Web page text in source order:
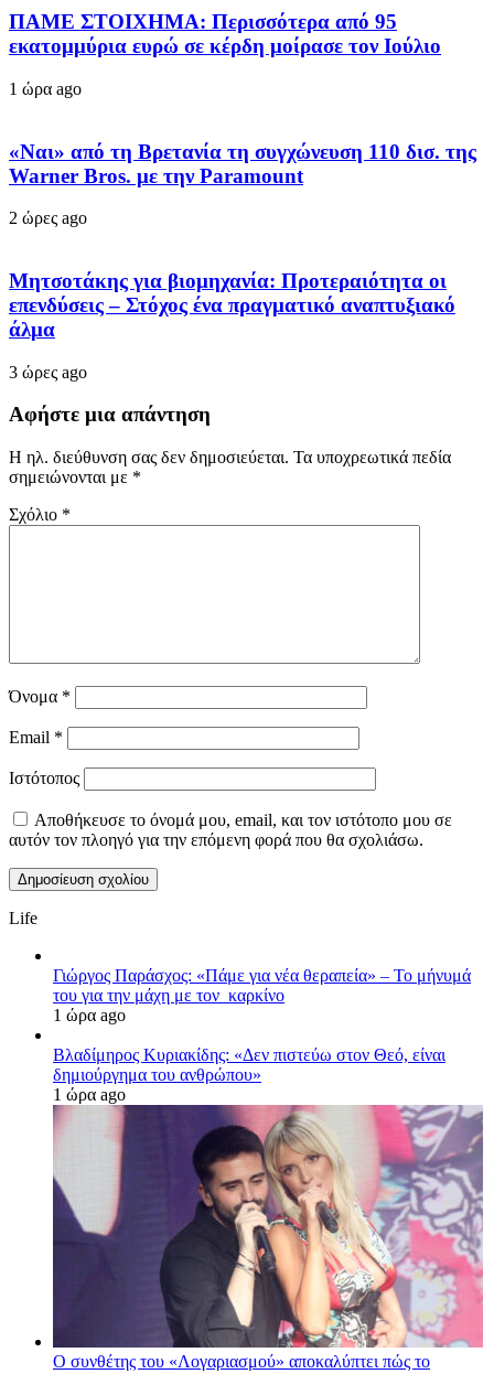
ΠΑΜΕ ΣΤΟΙΧΗΜΑ: Περισσότερα από 95
εκατομμύρια ευρώ σε κέρδη μοίρασε τον Ιούλιο
1 ώρα ago
«Ναι» από τη Βρετανία τη συγχώνευση 110 δισ. της
Warner Bros. με την Paramount
2 ώρες ago
Μητσοτάκης για βιομηχανία: Προτεραιότητα οι
επενδύσεις – Στόχος ένα πραγματικό αναπτυξιακό
άλμα
3 ώρες ago
Αφήστε μια απάντηση
Η ηλ. διεύθυνση σας δεν δημοσιεύεται. Τα υποχρεωτικά πεδία
σημειώνονται με *
Σχόλιο *
Όνομα *
Email *
Ιστότοπος
Αποθήκευσε το όνομά μου, email, και τον ιστότοπο μου σε
αυτόν τον πλοηγό για την επόμενη φορά που θα σχολιάσω.
Life
Γιώργος Παράσχος: «Πάμε για νέα θεραπεία» – Το μήνυμά
του για την μάχη με τον καρκίνο
1 ώρα ago
Βλαδίμηρος Κυριακίδης: «Δεν πιστεύω στον Θεό, είναι
δημιούργημα του ανθρώπου»
1 ώρα ago
Ο συνθέτης του «Λογαριασμού» αποκαλύπτει πώς το